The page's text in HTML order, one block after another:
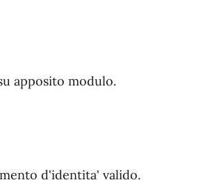
apposito modulo.
d'identita' valido.